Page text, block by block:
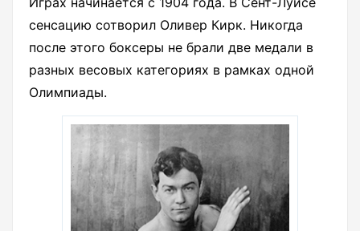
сенсацию сотворил Оливер Кирк. Никогда
после этого боксеры не брали две медали в
разных весовых категориях в рамках одной
Олимпиады.